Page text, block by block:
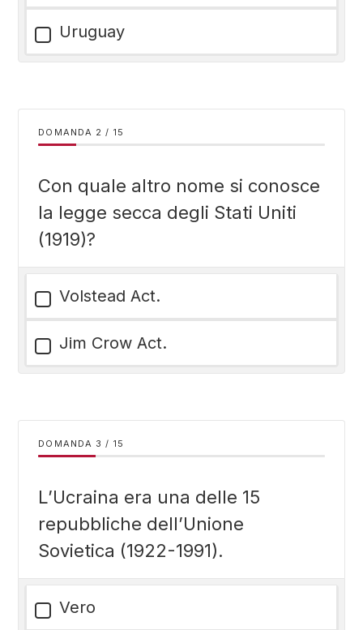
Uruguay
DOMANDA / 15
Con quale altro nome si conosce
la legge secca degli Stati Uniti
(1919)?
Volstead Act.
Jim Crow Act.
DOMANDA / 15
L’Ucraina era una delle 15
repubbliche dell’Unione
Sovietica (1922-1991).
Vero